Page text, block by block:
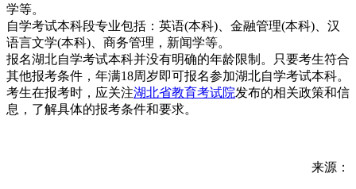
学等。
自学考试本科段专业包括：英语(本科)、金融管理(本科)、汉
语言文学(本科)、商务管理，新闻学等。
报名湖北自学考试本科并没有明确的年龄限制。只要考生符合
其他报考条件，年满18周岁即可报名参加湖北自学考试本科。
考生在报考时，应关注湖北省教育考试院发布的相关政策和信
息，了解具体的报考条件和要求。
来源：